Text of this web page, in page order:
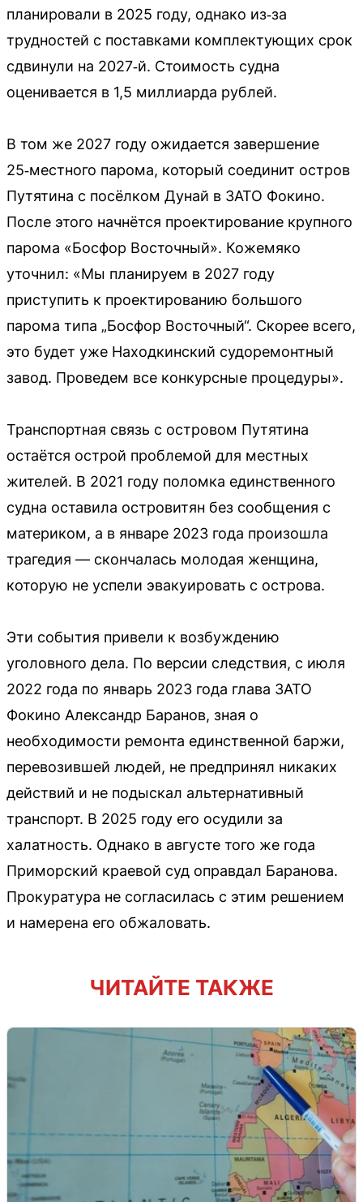
планировали в 2025 году, однако из‑за
трудностей с поставками комплектующих срок
сдвинули на 2027‑й. Стоимость судна
оценивается в 1,5 миллиарда рублей.
В том же 2027 году ожидается завершение
25‑местного парома, который соединит остров
Путятина с посёлком Дунай в ЗАТО Фокино.
После этого начнётся проектирование крупного
парома «Босфор Восточный». Кожемяко
уточнил: «Мы планируем в 2027 году
приступить к проектированию большого
парома типа „Босфор Восточный“. Скорее всего,
это будет уже Находкинский судоремонтный
завод. Проведем все конкурсные процедуры».
Транспортная связь с островом Путятина
остаётся острой проблемой для местных
жителей. В 2021 году поломка единственного
судна оставила островитян без сообщения с
материком, а в январе 2023 года произошла
трагедия — скончалась молодая женщина,
которую не успели эвакуировать с острова.
Эти события привели к возбуждению
уголовного дела. По версии следствия, с июля
2022 года по январь 2023 года глава ЗАТО
Фокино Александр Баранов, зная о
необходимости ремонта единственной баржи,
перевозившей людей, не предпринял никаких
действий и не подыскал альтернативный
транспорт. В 2025 году его осудили за
халатность. Однако в августе того же года
Приморский краевой суд оправдал Баранова.
Прокуратура не согласилась с этим решением
и намерена его обжаловать.
ЧИТАЙТЕ ТАКЖЕ